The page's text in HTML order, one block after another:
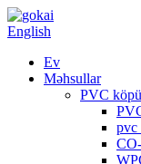
English
Ev
Məhsullar
PVC
pvc